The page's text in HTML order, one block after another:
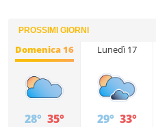
PROSSIMI GIORNI
Domenica 16
28° 35°
Lunedì 17
29° 33°